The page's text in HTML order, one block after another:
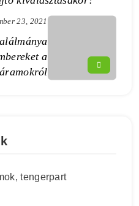
23, 2021
a